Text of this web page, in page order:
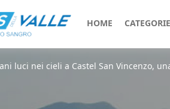
HOME CATEGORIE
luci nei cieli a Castel San Vincenzo,